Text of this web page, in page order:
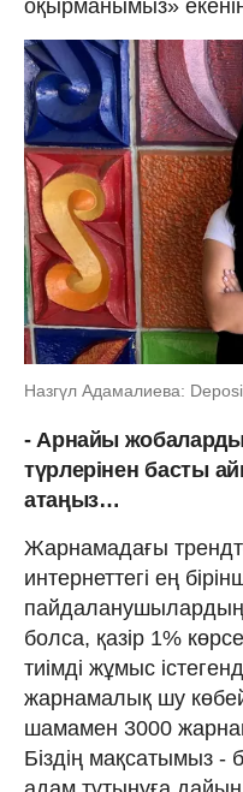
оқырманымыз»
Назгүл Адамалиева:
- Арнайы
түрлерінен басты
атаңыз…
Жарнамадағы
интернеттегі ең
пайдаланушылардың
болса, қазір 1%
тиімді жұмыс
жарнамалық шу
шамамен 3000
Біздің мақсатымыз -